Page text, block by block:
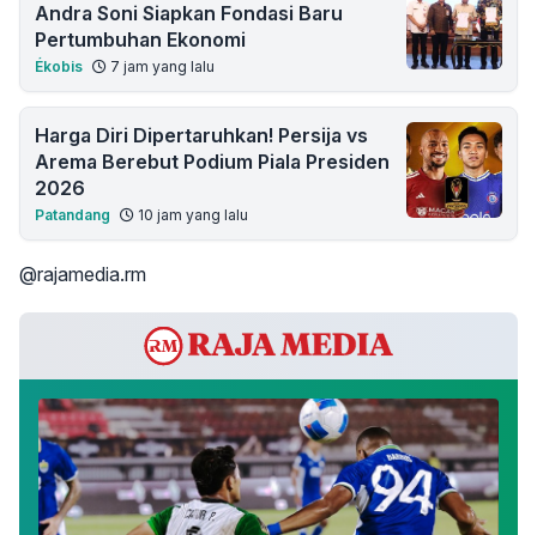
Andra Soni Siapkan Fondasi Baru
Pertumbuhan Ekonomi
Ékobis 7 jam yang lalu
Harga Diri Dipertaruhkan! Persija vs
Arema Berebut Podium Piala Presiden
2026
Patandang 10 jam yang lalu
@rajamedia.rm